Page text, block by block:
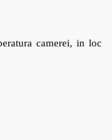
camerei, in loc